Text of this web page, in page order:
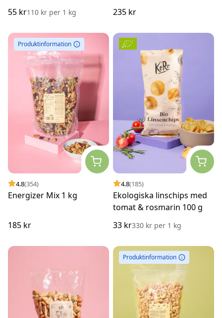
55 kr110 kr per 1 kg
235 kr
Produktinformation
4.8(354)
Energizer Mix 1 kg
185 kr
4.8(185)
Ekologiska linschips med
tomat & rosmarin 100 g
33 kr330 kr per 1 kg
Produktinformation